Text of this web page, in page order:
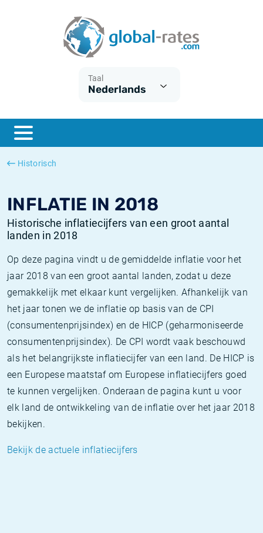
Taal
Nederlands
Historisch
INFLATIE IN 2018
Historische inflatiecijfers van een groot aantal
landen in 2018
Op deze pagina vindt u de gemiddelde inflatie voor het
jaar 2018 van een groot aantal landen, zodat u deze
gemakkelijk met elkaar kunt vergelijken. Afhankelijk van
het jaar tonen we de inflatie op basis van de CPI
(consumentenprijsindex) en de HICP (geharmoniseerde
consumentenprijsindex). De CPI wordt vaak beschouwd
als het belangrijkste inflatiecijfer van een land. De HICP is
een Europese maatstaf om Europese inflatiecijfers goed
te kunnen vergelijken. Onderaan de pagina kunt u voor
elk land de ontwikkeling van de inflatie over het jaar 2018
bekijken.
Bekijk de actuele inflatiecijfers
ESTER
SONIA
Wat is CPI inflatie?
Wat is HICP inflatie?
Nederlandse inflatie - CPI
Amerikaanse inflatie - CPI
Euribor historie
SOFR historie
TONAR historie
Inflatiecalculator